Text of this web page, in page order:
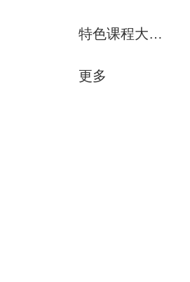
特色课程大赏-运动课
更多